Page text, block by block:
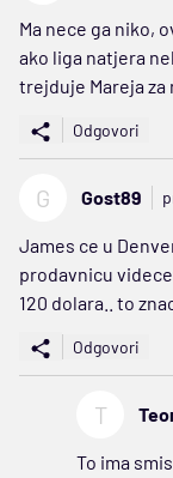
Ma nece ga niko,
ako liga natjera
trejduje Mareja za
Odgovori
G Gost89
James ce u
prodavnicu
120 dolara.. to
Odgovori
T
To ima